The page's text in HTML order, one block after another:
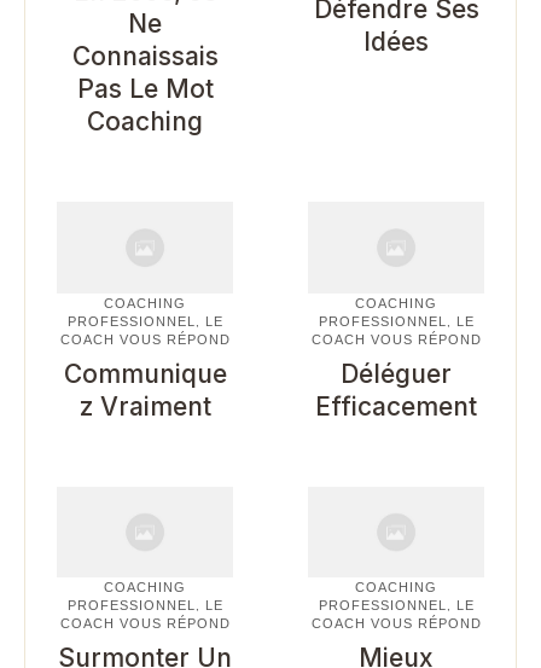
Ne
Connaissais
Pas Le Mot
Coaching
Défendre Ses
Idées
COACHING
PROFESSIONNEL
LE
COACH VOUS RÉPOND
Communique
Z Vraiment
COACHING
PROFESSIONNEL
LE
COACH VOUS RÉPOND
Déléguer
Efficacement
COACHING
PROFESSIONNEL
,
LE
COACH VOUS RÉPOND
Surmonter Un
COACHING
PROFESSIONNEL
,
LE
COACH VOUS RÉPOND
Mieux